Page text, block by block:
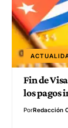
Fin de
los pagos
PorRedacción